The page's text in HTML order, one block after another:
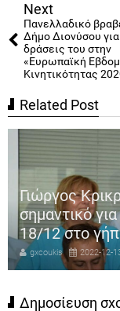
Next
Πανελλαδικό
Δήμο Διονύσου για
δράσεις του στην
«Ευρωπαϊκή
Κινητικότητας
Related Post
Γιώργος
σημαντικό
18/12 στο
gxcoukis 2022-12-
Δημοσίευση